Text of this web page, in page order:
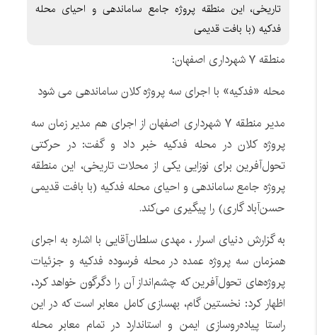
تاریخی، این منطقه پروژه جامع ساماندهی و احیای محله
فدکیه (با بافت قدیمی
منطقه ۷ شهرداری اصفهان:
محله «فدکیه» با اجرای سه پروژه کلان ساماندهی می شود
مدیر منطقه ۷ شهرداری اصفهان از اجرای هم مدیر زمان سه
پروژه کلان در محله فدکیه خبر داد و گفت: در حرکتی
تحول‌آفرین برای نوزایی یکی از محلات تاریخی، این منطقه
پروژه جامع ساماندهی و احیای محله فدکیه (با بافت قدیمی
حسن‌آباد گاری) را پیگیری می‌کند.
به گزارش دنیای اسرار ، مهدی سلطان‌آقایی با اشاره به اجرای
همزمان سه پروژه عمده در محله فرسوده فدکیه و جزئیات
پروژه‌های تحول‌آفرین که چشم‌انداز آن را دگرگون خواهد کرد،
اظهار کرد: نخستین گام، بهسازی کامل معابر است که در این
راستا پیاده‌روسازی ایمن و استاندارد در تمام معابر محله